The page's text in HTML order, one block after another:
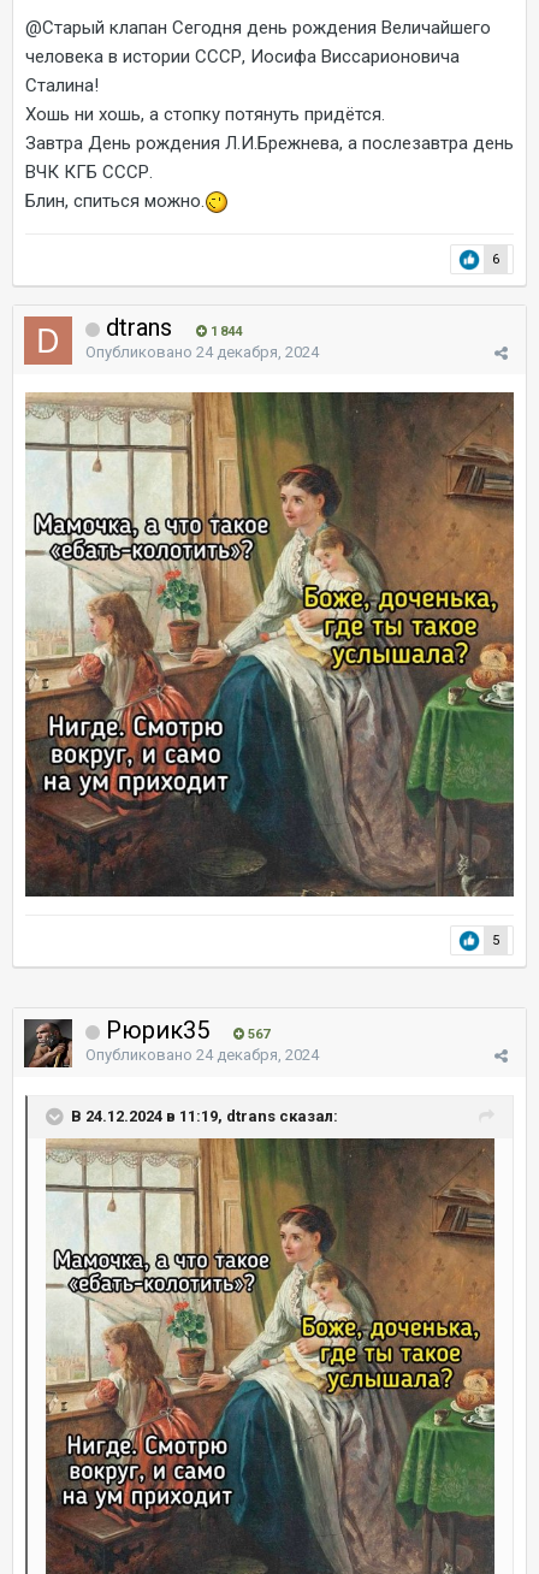
@Старый клапан Сегодня день рождения Величайшего
человека в истории СССР, Иосифа Виссарионовича
Сталина!
Хошь ни хошь, а стопку потянуть придётся.
Завтра День рождения Л.И.Брежнева, а послезавтра день
ВЧК КГБ СССР.
Блин, спиться можно.
6
dtrans 1 844
Опубликовано 24 декабря, 2024
5
Рюрик35 567
Опубликовано 24 декабря, 2024
В 24.12.2024 в 11:19, dtrans сказал: